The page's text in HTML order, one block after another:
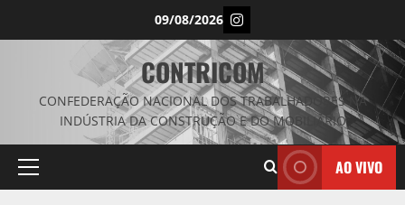
09/08/2026 Instagram
CONTRICOM
CONFEDERAÇÃO NACIONAL DOS TRABALHADORES NA
INDÚSTRIA DA CONSTRUÇÃO E DO MOBILIÁRIO
Menu
AO VIVO